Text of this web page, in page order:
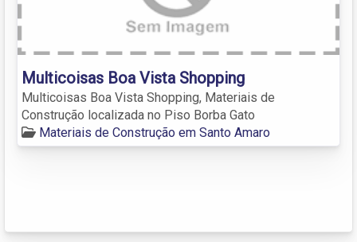
Multicoisas Boa Vista Shopping
Multicoisas Boa Vista Shopping, Materiais de
Construção localizada no Piso Borba Gato
Materiais de Construção em Santo Amaro